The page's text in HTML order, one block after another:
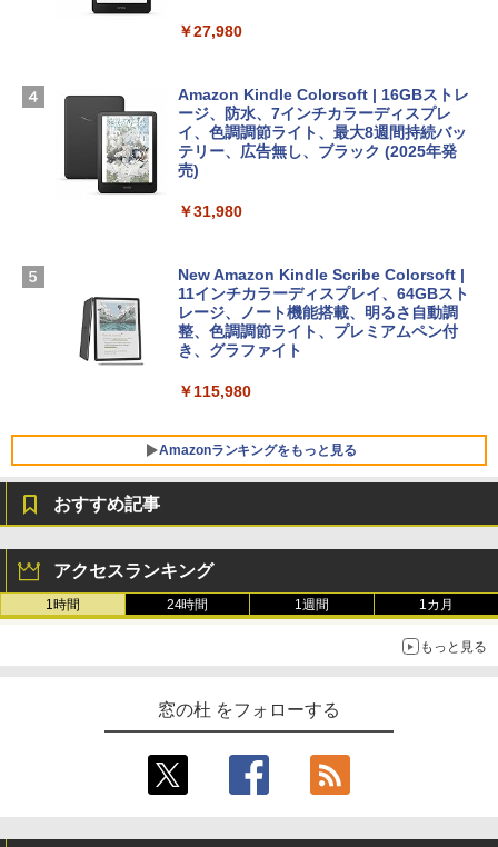
ームカメラ、日本語キーボード、Touch I
￥261,414
【Amazon.co.jp限定】 HP ノートパソコ
ン 15-fd 15.6インチ 16GBメモリ 512GB
FMV ノートパソコン WE1-K3 (MS 365 P
ersonal/Copilotキー搭載/Win 11/15.6型/
Core i5/16GB/SSD 512GB/ホワイト) FM
VWK3E15W_AZ
￥139,880
Robloxギフトカード - 1000 Robux 【限
ラインコード版
￥1,600
ト): Java & Bedrock Edition | オンライ
￥3,600
1冊ですべて身につくHTML & CSSとWe
￥1,292
FM TOWNS ハイパー・カタログ: 本体ハ
ェクトリストと最新エミュレータ紹介
￥27,980
Amazon Kindle Colorsoft | 16GBストレ
ージ、防水、7インチカラーディスプレ
イ、色調調節ライト、最大8週間持続バッ
テリー、広告無し、ブラック (2025年発
売)
￥31,980
New Amazon Kindle Scribe Colorsoft |
11インチカラーディスプレイ、64GBスト
レージ、ノート機能搭載、明るさ自動調
整、色調調節ライト、プレミアムペン付
き、グラファイト
￥115,980
Amazonランキングをもっと見る
おすすめ記事
アクセスランキング
1時間 24時間 1週間 1カ月
もっと見る
窓の杜 をフォローする